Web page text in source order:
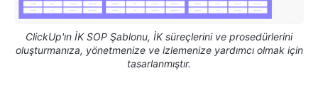
ClickUp'ın İK SOP Şablonu, İK süreçlerini ve prosedürlerini
oluşturmanıza, yönetmenize ve izlemenize yardımcı olmak için
tasarlanmıştır.